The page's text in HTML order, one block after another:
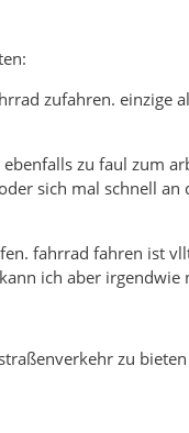
zufahren. einzige
zu faul zum
sich mal schnell
fahrrad fahren ist
ich aber irgendwie
zu